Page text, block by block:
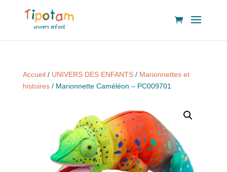
Accueil/ UNIVERS DES ENFANTS/ Marionnettes et
histoires/ Marionnette Caméléon – PC009701